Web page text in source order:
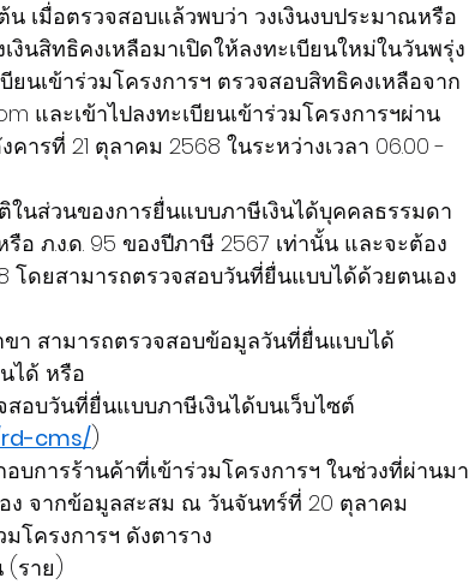
เมื่อตรวจสอบแล้วพบว่า วงเงินงบประมาณหรือ
นสิทธิคงเหลือมาเปิดให้ลงทะเบียนใหม่ในวันพรุ่ง
นเข้าร่วมโครงการฯ ตรวจสอบสิทธิคงเหลือจาก
และเข้าไปลงทะเบียนเข้าร่วมโครงการฯผ่าน
ารที่ 21 ตุลาคม 2568 ในระหว่างเวลา 06.00 -
นส่วนของการยื่นแบบภาษีเงินได้บุคคลธรรมดา
รือ ภ.ง.ด. 95 ของปีภาษี 2567 เท่านั้น และจะต้อง
ดยสามารถตรวจสอบวันที่ยื่นแบบได้ด้วยตนเอง
า สามารถตรวจสอบข้อมูลวันที่ยื่นแบบได้
ได้ หรือ
อบวันที่ยื่นแบบภาษีเงินได้บนเว็บไซต์
rd-cms/)
บการร้านค้าที่เข้าร่วมโครงการฯ ในช่วงที่ผ่านมา
ง จากข้อมูลสะสม ณ วันจันทร์ที่ 20 ตุลาคม
มโครงการฯ ดังตาราง
(ราย)